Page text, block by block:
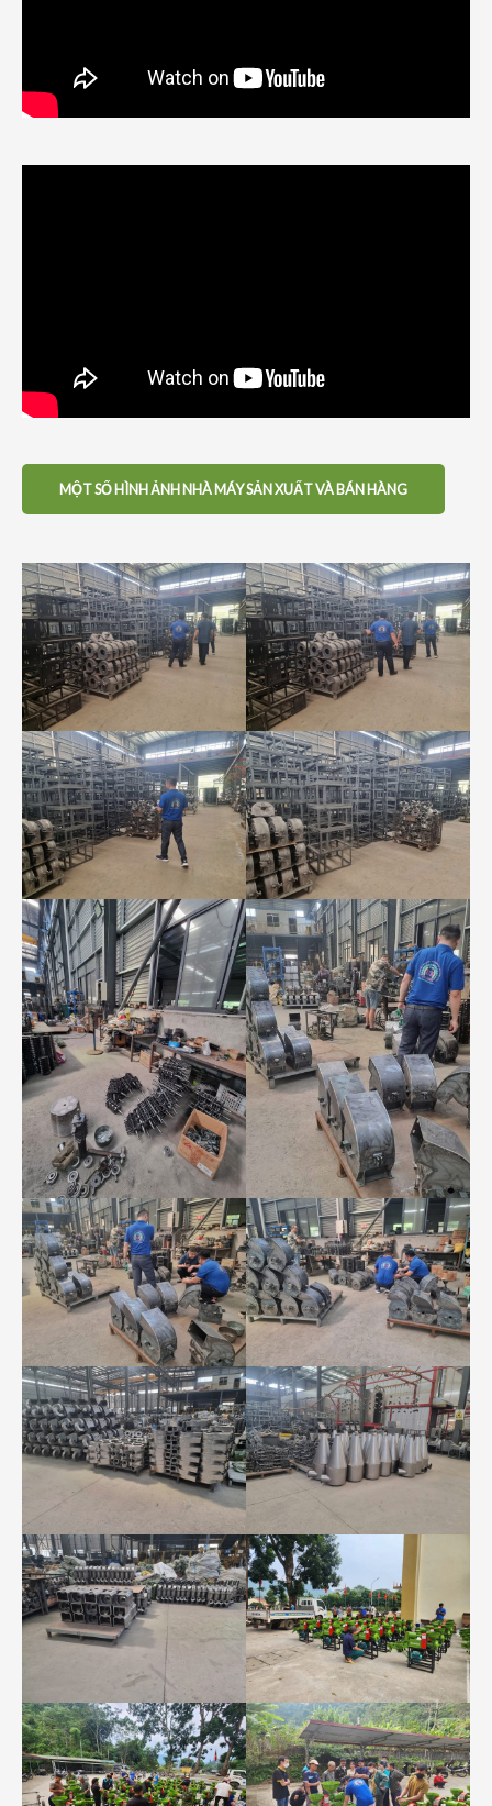
MỘT SỐ HÌNH ẢNH NHÀ MÁY SẢN XUẤT VÀ BÁN HÀNG